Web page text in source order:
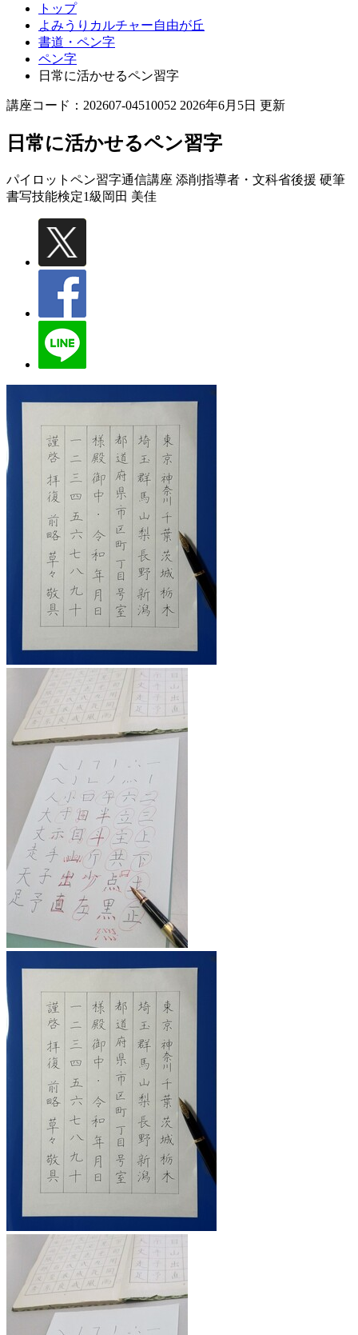
トップ
よみうりカルチャー自由が丘
書道・ペン字
ペン字
日常に活かせるペン習字
講座コード：202607-04510052 2026年6月5日 更新
日常に活かせるペン習字
パイロットペン習字通信講座 添削指導者・文科省後援 硬筆
書写技能検定1級 岡田 美佳